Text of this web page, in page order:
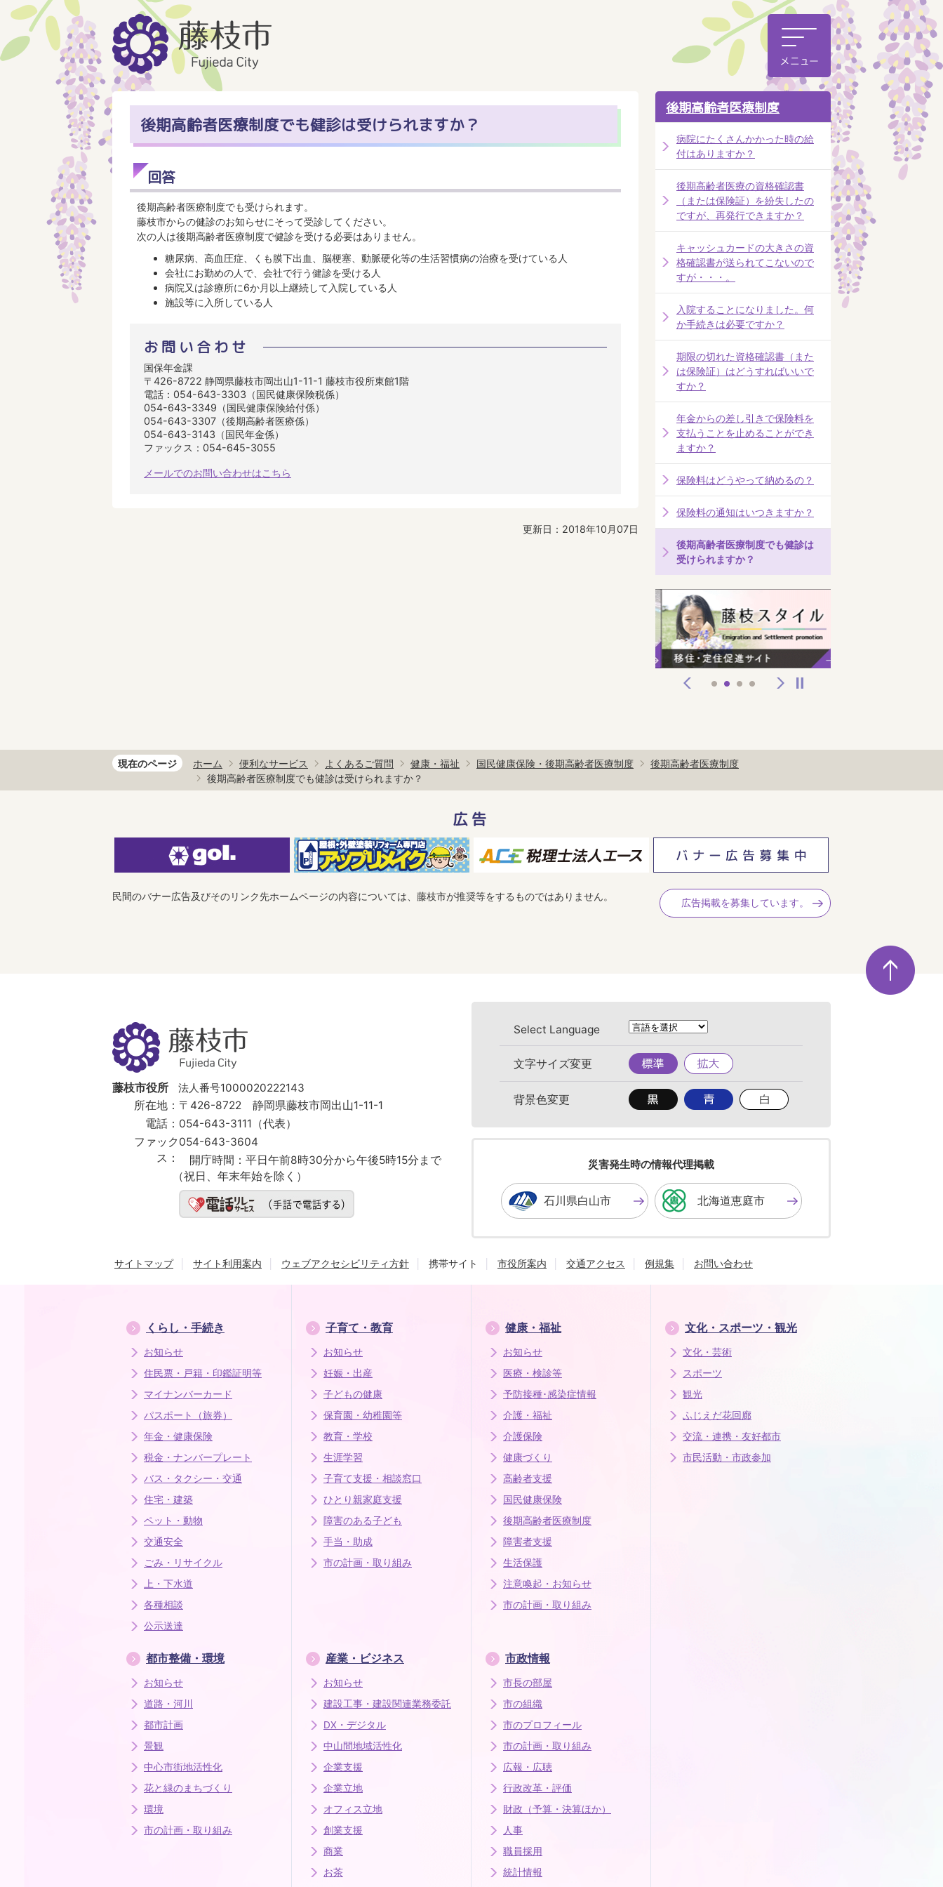
後期高齢者医療制度でも健診は受けられますか？
回答
後期高齢者医療制度でも受けられます。
藤枝市からの健診のお知らせにそって受診してください。
次の人は後期高齢者医療制度で健診を受ける必要はありません。
糖尿病、高血圧症、くも膜下出血、脳梗塞、動脈硬化等の生活習慣病の治療を受けている人
会社にお勤めの人で、会社で行う健診を受ける人
病院又は診療所に6か月以上継続して入院している人
施設等に入所している人
お問い合わせ
国保年金課
〒426-8722 静岡県藤枝市岡出山1-11-1 藤枝市役所東館1階
電話：054-643-3303（国民健康保険税係）
054-643-3349（国民健康保険給付係）
054-643-3307（後期高齢者医療係）
054-643-3143（国民年金係）
ファックス：054-645-3055
メールでのお問い合わせはこちら
更新日：2018年10月07日
後期高齢者医療制度
病院にたくさんかかった時の給
付はありますか？
後期高齢者医療の資格確認書
（または保険証）を紛失したの
ですが、再発行できますか？
キャッシュカードの大きさの資
格確認書が送られてこないので
すが・・・。
入院することになりました。何
か手続きは必要ですか？
期限の切れた資格確認書（また
は保険証）はどうすればいいで
すか？
年金からの差し引きで保険料を
支払うことを止めることができ
ますか？
保険料はどうやって納めるの？
保険料の通知はいつきますか？
後期高齢者医療制度でも健診は
受けられますか？
現在のページ ホーム 便利なサービス よくあるご質問 健康・福祉 国民健康保険・後期高齢者医療制度
後期高齢者医療制度
後期高齢者医療制度でも健診は受けられますか？
広告
民間のバナー広告及びそのリンク先ホームページの内容については、藤枝市が推奨等をするものではありません。
広告掲載を募集しています。
ペ
ー
ジ
の
藤
枝
市
Fujieda
City
藤枝市役所
法人番号1000020222143
所在地： 〒426-8722 静岡県藤枝市岡出山1-11-1
電話： 054-643-3111（代表）
ファック
ス：
054-643-3604
開庁時間： 平日午前8時30分から午後5時15分まで
（祝日、年末年始を除く）
Select Language
文字サイズ変更
標
準
拡
大
背景色変更
背
景
色
す
る
背
景
色
る
背
景
る
災害発生時の情報代理掲載
石川県白山市 北海道恵庭市
サイトマップ サイト利用案内 ウェブアクセシビリティ方針 携帯サイト 市役所案内 交通アクセス 例規集 お問い合わせ
くらし・手続き
お知らせ
住民票・戸籍・印鑑証明等
マイナンバーカード
パスポート（旅券）
年金・健康保険
税金・ナンバープレート
バス・タクシー・交通
住宅・建築
ペット・動物
交通安全
ごみ・リサイクル
上・下水道
各種相談
公示送達
子育て・教育
お知らせ
妊娠・出産
子どもの健康
保育園・幼稚園等
教育・学校
生涯学習
子育て支援・相談窓口
ひとり親家庭支援
障害のある子ども
手当・助成
市の計画・取り組み
健康・福祉
お知らせ
医療・検診等
予防接種･感染症情報
介護・福祉
介護保険
健康づくり
高齢者支援
国民健康保険
後期高齢者医療制度
障害者支援
生活保護
注意喚起・お知らせ
市の計画・取り組み
文化・スポーツ・観光
文化・芸術
スポーツ
観光
ふじえだ花回廊
交流・連携・友好都市
市民活動・市政参加
都市整備・環境
お知らせ
道路・河川
都市計画
景観
中心市街地活性化
花と緑のまちづくり
環境
市の計画・取り組み
産業・ビジネス
お知らせ
建設工事・建設関連業務委託
DX・デジタル
中山間地域活性化
企業支援
企業立地
オフィス立地
創業支援
商業
お茶
市政情報
市長の部屋
市の組織
市のプロフィール
市の計画・取り組み
広報・広聴
行政改革・評価
財政（予算・決算ほか）
人事
職員採用
統計情報